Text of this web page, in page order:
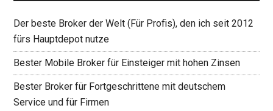
Der beste Broker der Welt (Für Profis), den ich seit 2012
fürs Hauptdepot nutze
Bester Mobile Broker für Einsteiger mit hohen Zinsen
Bester Broker für Fortgeschrittene mit deutschem
Service und für Firmen